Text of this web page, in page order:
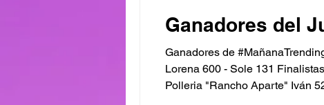
Ganadores del
Ganadores de
Lorena 600 - Sole 131
Polleria "Rancho Aparte" Iván